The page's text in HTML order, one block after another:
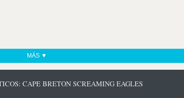
MÁS ▼
CAPE BRETON SCREAMING EAGLES